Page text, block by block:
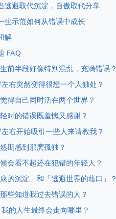
逃避取代沉淀，自傲取代分享
生示范如何从错误中成长
解
FAQ
前半段好像特别混乱，充满错误？
右突然变得很想一个人独处？
得自己同时活在两个世界？
时的错误既羞愧又感谢？
右开始吸引一些人来请教我？
期感到那麽孤独？
会看不起还在犯错的年轻人？
的沉淀」和「逃避世界的藉口」？
些知道我过去错误的人？
的人生最终会走向哪里？